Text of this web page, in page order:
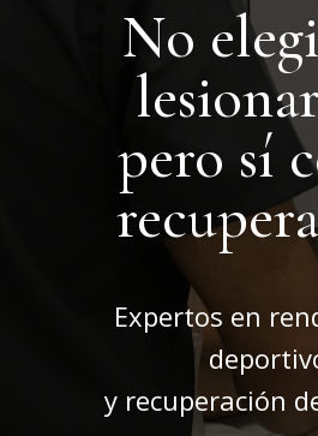
No
pero sí
Expertos en
y recuperación